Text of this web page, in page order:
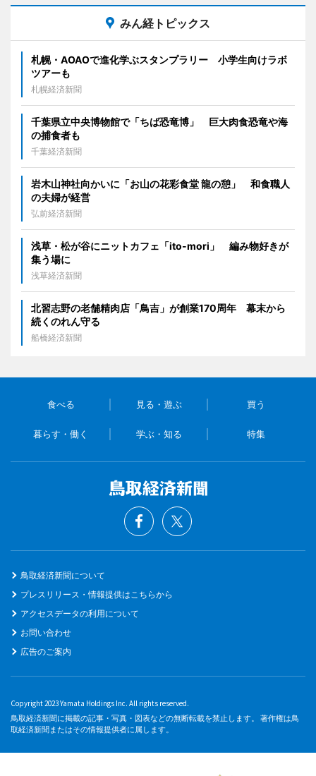
みん経トピックス
札幌・AOAOで進化学ぶスタンプラリー 小学生向けラボ
ツアーも
札幌経済新聞
千葉県立中央博物館で「ちば恐竜博」 巨大肉食恐竜や海
の捕食者も
千葉経済新聞
岩木山神社向かいに「お山の花彩食堂 龍の憩」 和食職人
の夫婦が経営
弘前経済新聞
浅草・松が谷にニットカフェ「ito-mori」 編み物好きが
集う場に
浅草経済新聞
北習志野の老舗精肉店「鳥吉」が創業170周年 幕末から
続くのれん守る
船橋経済新聞
食べる 見る・遊ぶ 買う
暮らす・働く 学ぶ・知る 特集
鳥取経済新聞について
プレスリリース・情報提供はこちらから
アクセスデータの利用について
お問い合わせ
広告のご案内
Copyright 2023 Yamata Holdings Inc. All rights reserved.
鳥取経済新聞に掲載の記事・写真・図表などの無断転載を禁止します。 著作権は鳥
取経済新聞またはその情報提供者に属します。